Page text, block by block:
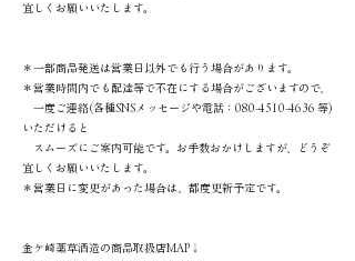
宜しくお願いいたします。
＊一部商品発送は営業日以外でも行う場合があります。
＊営業時間内でも配達等で不在にする場合がございますので、
一度ご連絡(各種SNSメッセージや電話：080-4510-4636 等)
いただけると
スムーズにご案内可能です。お手数おかけしますが、どうぞ
宜しくお願いいたします。
＊営業日に変更があった場合は、都度更新予定です。
金ケ崎薬草酒造の商品取扱店MAP↓